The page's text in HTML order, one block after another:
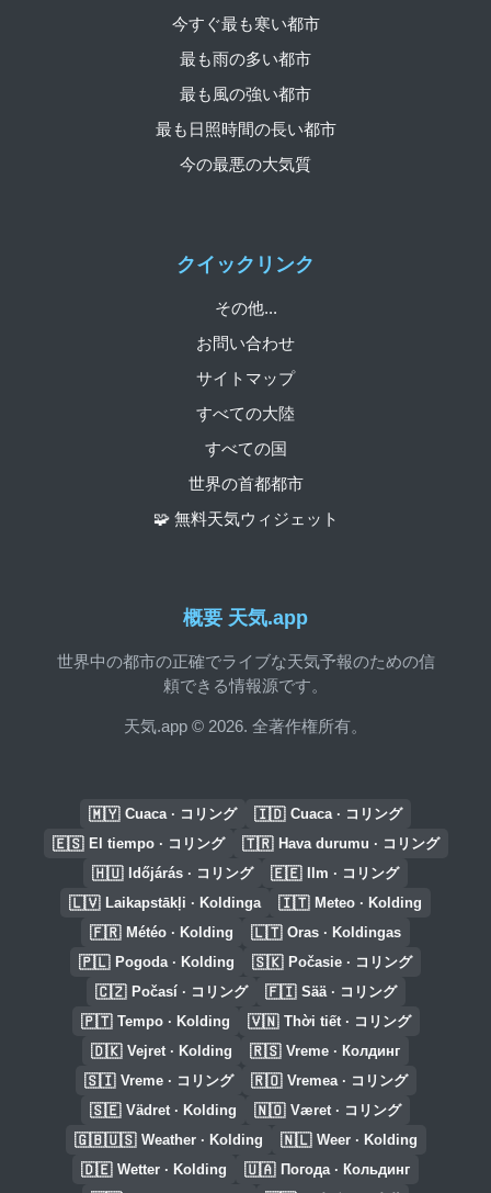
概要 天気.app
世界中の都市の正確でライブな天気予報のための信
頼できる情報源です。
天気.app © 2026. 全著作権所有。
クイックリンク
その他...
お問い合わせ
サイトマップ
すべての大陸
すべての国
世界の首都都市
🧩 無料天気ウィジェット
今すぐ最も寒い都市
最も雨の多い都市
最も風の強い都市
最も日照時間の長い都市
今の最悪の大気質
🇲🇾 Cuaca · コリング 🇮🇩 Cuaca · コリング
🇪🇸 El tiempo · コリング 🇹🇷 Hava durumu · コリング
🇭🇺 Időjárás · コリング 🇪🇪 Ilm · コリング
🇱🇻 Laikapstākļi · Koldinga 🇮🇹 Meteo · Kolding
🇫🇷 Météo · Kolding 🇱🇹 Oras · Koldingas
🇵🇱 Pogoda · Kolding 🇸🇰 Počasie · コリング
🇨🇿 Počasí · コリング 🇫🇮 Sää · コリング
🇵🇹 Tempo · Kolding 🇻🇳 Thời tiết · コリング
🇩🇰 Vejret · Kolding 🇷🇸 Vreme · Колдинг
🇸🇮 Vreme · コリング 🇷🇴 Vremea · コリング
🇸🇪 Vädret · Kolding 🇳🇴 Været · コリング
🇬🇧🇺🇸 Weather · Kolding 🇳🇱 Weer · Kolding
🇩🇪 Wetter · Kolding 🇺🇦 Погода · Кольдинг